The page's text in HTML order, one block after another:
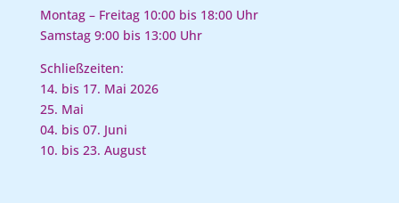
Montag – Freitag 10:00 bis 18:00 Uhr
Samstag 9:00 bis 13:00 Uhr
Schließzeiten:
14. bis 17. Mai 2026
25. Mai
04. bis 07. Juni
10. bis 23. August